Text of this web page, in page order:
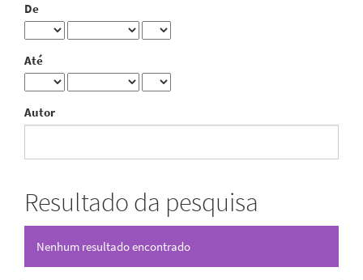
De
Até
Autor
Resultado da pesquisa
Nenhum resultado encontrado